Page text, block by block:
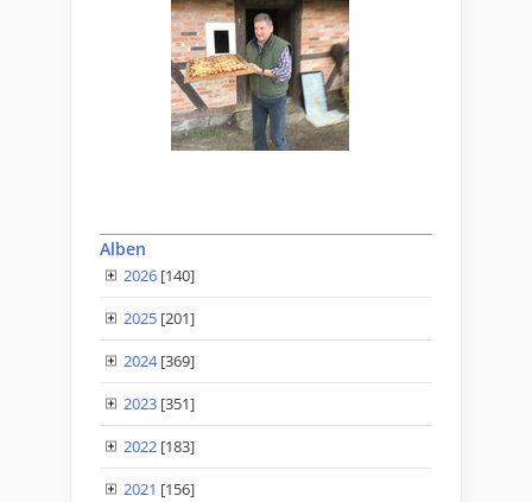
Alben
2026 [140]
2025 [201]
2024[369]
2023 [351]
2022 [183]
2021 [156]